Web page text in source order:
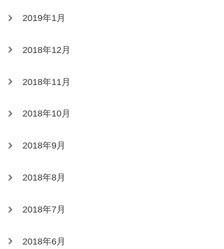
2019年1月
2018年12月
2018年11月
2018年10月
2018年9月
2018年8月
2018年7月
2018年6月